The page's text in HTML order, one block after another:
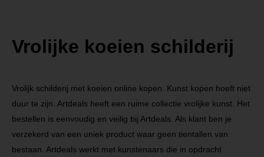
Vrolijke koeien schilderij
Vrolijk schilderij met koeien online kopen. Kunst kopen hoeft niet
duur te zijn. Artdeals heeft een ruime collectie vrolijke kunst. Het
bestellen is eenvoudig en veilig bij Artdeals. Als klant ben je
verzekerd van een uniek product waar geen tientallen van
bestaan. Artdeals werkt met kunstenaars die in opdracht